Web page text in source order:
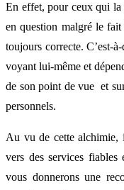
En effet, pour ceux qui la
en question malgré le
toujours correcte. C’est-
voyant lui-même et
de son point de vue et
personnels.
Au vu de cette alchimie,
vers des services fiables
vous donnerons une